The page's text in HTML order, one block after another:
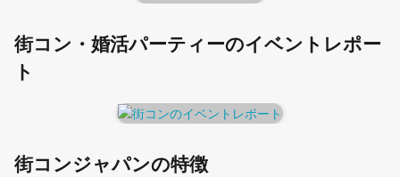
街コン・婚活パーティーのイベントレポー
ト
街コンジャパンの特徴